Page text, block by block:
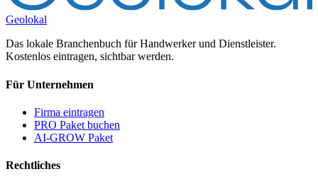
Geolokal
Das lokale Branchenbuch für Handwerker und Dienstleister.
Kostenlos eintragen, sichtbar werden.
Für Unternehmen
Firma eintragen
PRO Paket buchen
AI-GROW Paket
Rechtliches